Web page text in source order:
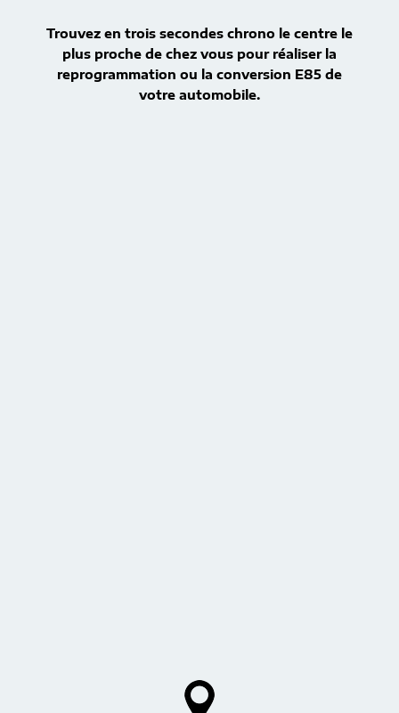
Trouvez en trois secondes chrono le centre le
plus proche de chez vous pour réaliser la
reprogrammation ou la conversion E85 de
votre automobile.